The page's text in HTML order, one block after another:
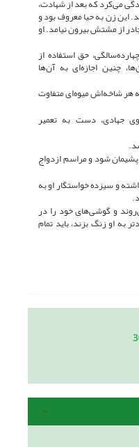
می‌کرد که بعد از شهادت،
این زن به حیا معروف بود و
از مشتش بیرون نیامد. او
حق استفاده از
چنین اجازه‌ای به آن‌ها
هر شاخه‌اش میوه‌ای متفاوت
جهادی، دست به تعمیر
شود و مراسم ازدواج
و سیزده خواستگار او به
و گوشی‌های خود را در
او زنگ بزند، باید تمام